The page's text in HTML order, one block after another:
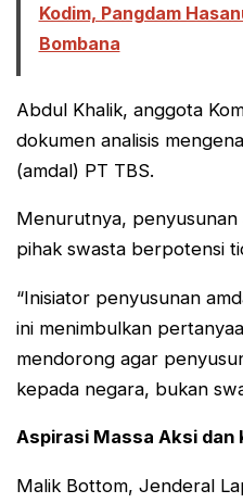
Kodim, Pangdam
Bombana
Abdul Khalik, anggota
dokumen analisis
(amdal) PT TBS.
Menurutnya, penyusunan
pihak swasta berpotensi
“Inisiator penyusunan
ini menimbulkan
mendorong agar
kepada negara, bukan
Aspirasi Massa Aksi dan
Malik Bottom, Jenderal